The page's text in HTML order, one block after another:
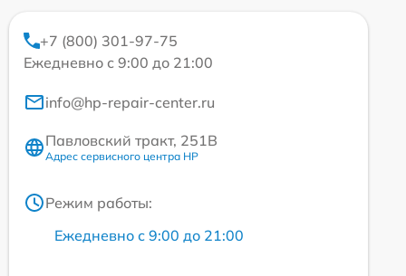
+7 (800) 301-97-75
Ежедневно с 9:00 до 21:00
info@hp-repair-center.ru
Павловский тракт, 251В
Адрес сервисного центра HP
Режим работы:
Ежедневно с 9:00 до 21:00